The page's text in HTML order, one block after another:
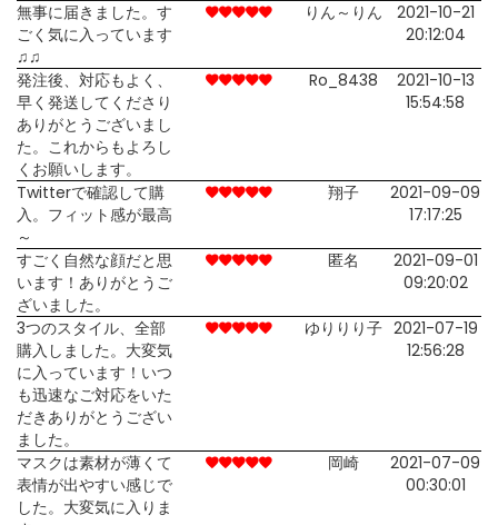
無事に届きました。す
ごく気に入っています
♫♫
りん～りん
2021-10-21
20:12:04
発注後、対応もよく、
早く発送してくださり
ありがとうございまし
た。これからもよろし
くお願いします。
Ro_8438
2021-10-13
15:54:58
Twitterで確認して購
入。フィット感が最高
～
翔子
2021-09-09
17:17:25
すごく自然な顔だと思
います！ありがとうご
ざいました。
匿名
2021-09-01
09:20:02
3つのスタイル、全部
購入しました。大変気
に入っています！いつ
も迅速なご対応をいた
だきありがとうござい
ました。
ゆりりり子 2021-07-19
12:56:28
マスクは素材が薄くて
表情が出やすい感じで
した。大変気に入りま
岡崎
2021-07-09
00:30:01